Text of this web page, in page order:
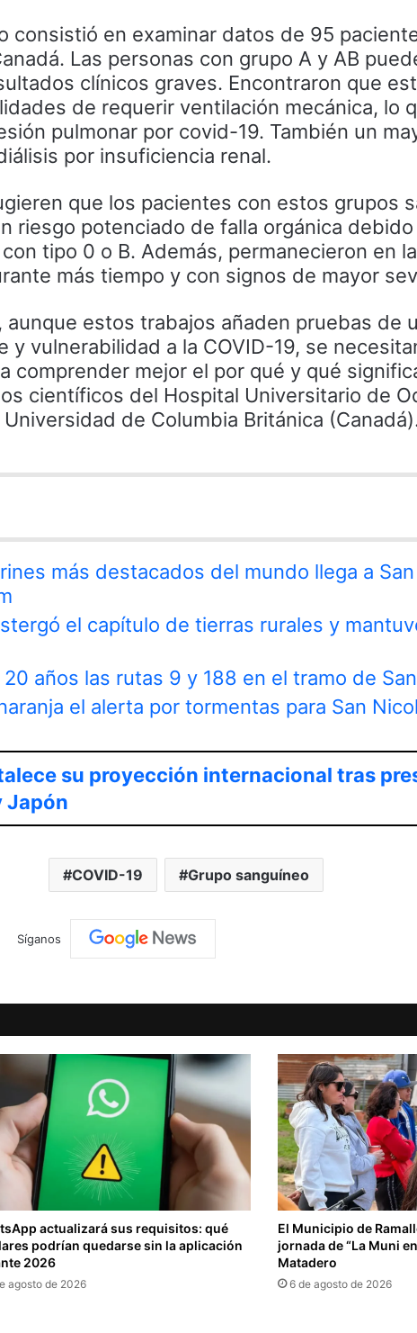
consistió en examinar datos de 95
Las personas con grupo A y AB
clínicos graves. Encontraron que
de requerir ventilación mecánica, lo
pulmonar por covid-19. También un
por insuficiencia renal.
que los pacientes con estos grupos
riesgo potenciado de falla orgánica
tipo 0 o B. Además, permanecieron en
más tiempo y con signos de mayor
aunque estos trabajos añaden pruebas de
y vulnerabilidad a la COVID-19, se
comprender mejor el por qué y qué
científicos del Hospital Universitario de
de Columbia Británica
más destacados del mundo llega a
el capítulo de tierras rurales y
años las rutas 9 y 188 en el tramo de
el alerta por tormentas para San
su proyección internacional tras
Japón
COVID-19 Grupo sanguíneo
Síganos
actualizará sus requisitos: qué
podrían quedarse sin la aplicación
2026
agosto de 2026
El Municipio de
jornada de “La Muni
Matadero
6 de agosto de 2026